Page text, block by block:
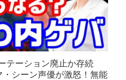
テーション廃止か存続
シーン声優が激怒！無能